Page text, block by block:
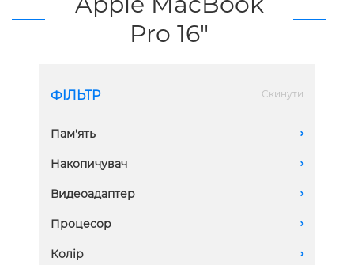
Pro 16"
ФІЛЬТР Скинути
Пам'ять A
128 GB
36 GB
48 GB
Накопичувач A
128Gb SSD
2TB SSD
4TB SSD
Видеоадаптер A
20 core GPU
40 core GPU
Процесор A
M4 Max 14-Core
Колір A